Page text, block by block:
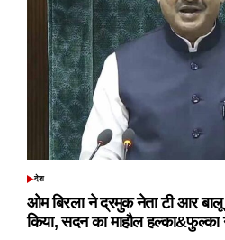
POSTED
देश
ओम बिरला ने द्रमुक नेता टी आर
किया, सदन का माहौल